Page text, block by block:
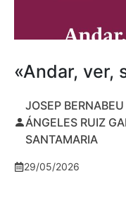
«Andar, ver,
JOSEP
ÁNGELES RUIZ
SANTAMARIA
29/05/2026